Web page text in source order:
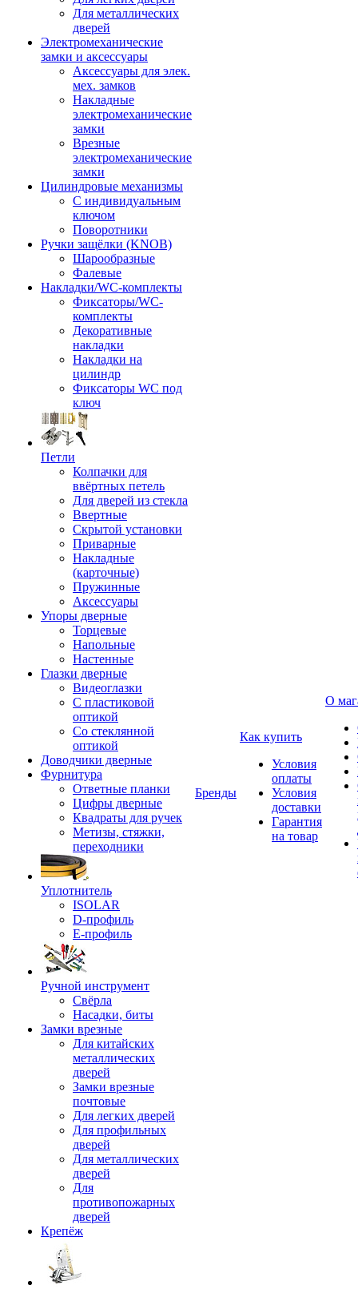
Для металлических
дверей
Электромеханические
замки и аксессуары
Аксессуары для элек.
мех. замков
Накладные
электромеханические
замки
Врезные
электромеханические
замки
Цилиндровые механизмы
С индивидуальным
ключом
Поворотники
Ручки защёлки (KNOB)
Шарообразные
Фалевые
Накладки/WC-комплекты
Фиксаторы/WC-
комплекты
Декоративные
накладки
Накладки на
цилиндр
Фиксаторы WC под
ключ
Петли
Колпачки для
ввёртных петель
Для дверей из стекла
Ввертные
Скрытой установки
Приварные
Накладные
(карточные)
Пружинные
Аксессуары
Упоры дверные
Торцевые
Напольные
Настенные
Глазки дверные
Видеоглазки
С пластиковой
оптикой
Со стеклянной
оптикой
Доводчики дверные
Фурнитура
Ответные планки
Цифры дверные
Квадраты для ручек
Метизы, стяжки,
переходники
Уплотнитель
ISOLAR
D-профиль
Е-профиль
Ручной инструмент
Свёрла
Насадки, биты
Замки врезные
Для китайских
металлических
дверей
Замки врезные
почтовые
Для легких дверей
Для профильных
дверей
Для металлических
дверей
Для
противопожарных
дверей
Крепёж
Бренды
Как купить
Условия
оплаты
Условия
доставки
Гарантия
на товар
О